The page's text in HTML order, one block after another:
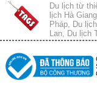
Du lịch từ
lịch Hà Giang
Pháp
Du
Lan
Du lịch